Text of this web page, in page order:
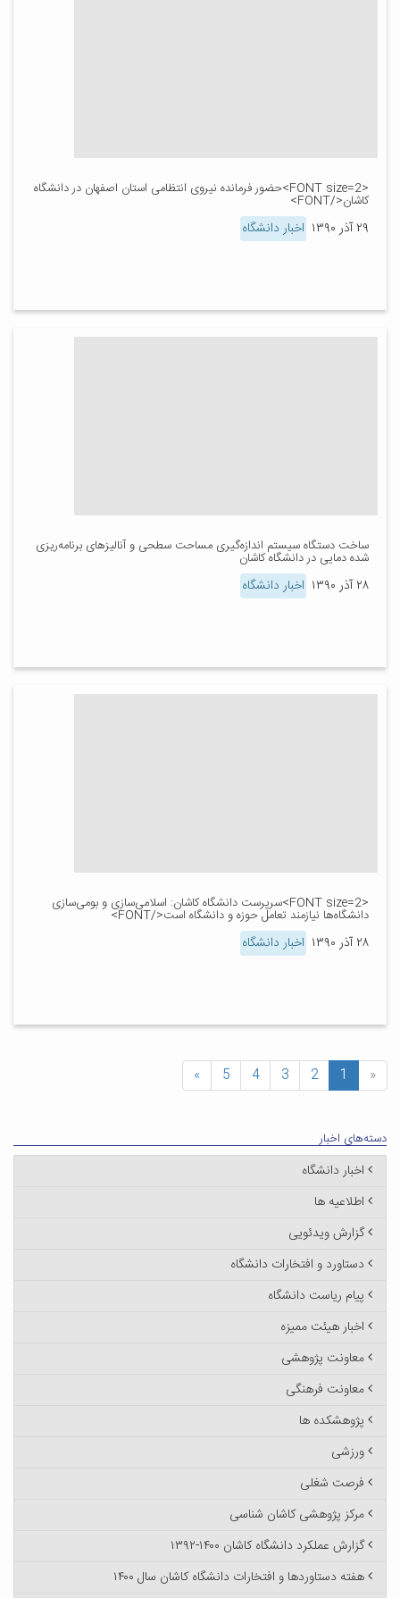
<FONT size=2>حضور فرمانده نیروی انتظامی استان اصفهان در دانشگاه
کاشان</FONT>
۲۹ آذر ۱۳۹۰ اخبار دانشگاه
ساخت دستگاه سیستم اندازه‌گیری مساحت سطحی و آنالیزهای برنامه‌ریزی
شده دمایی در دانشگاه کاشان
۲۸ آذر ۱۳۹۰ اخبار دانشگاه
<FONT size=2>سرپرست دانشگاه کاشان: اسلامی‌سازی و بومی‌سازی
دانشگاه‌ها نیازمند تعامل حوزه و دانشگاه است</FONT>
۲۸ آذر ۱۳۹۰ اخبار دانشگاه
«
1
2
3
4
5
»
دسته‌های اخبار
اخبار دانشگاه
اطلاعیه ها
گزارش ویدئویی
دستاورد و افتخارات دانشگاه
پیام ریاست دانشگاه
اخبار هیئت ممیزه
معاونت پژوهشی
معاونت فرهنگی
پژوهشکده ها
ورزشی
فرصت شغلی
مرکز پژوهشی کاشان شناسی
گزارش عملکرد دانشگاه کاشان ۱۴۰۰-۱۳۹۲
هفته دستاوردها و افتخارات دانشگاه کاشان سال ۱۴۰۰